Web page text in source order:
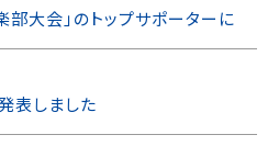
大会」のトップサポーターに
表しました